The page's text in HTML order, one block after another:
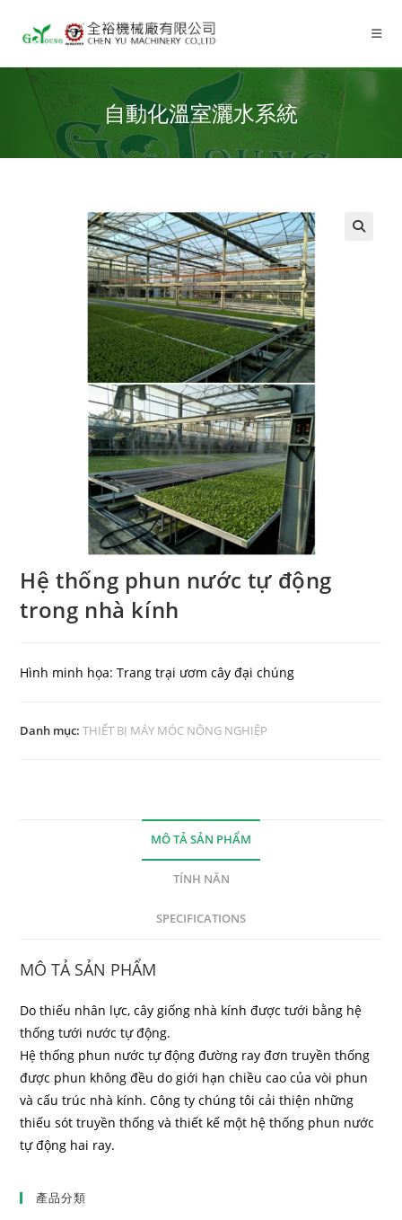
自動化溫室灑水系統
Hệ thống phun nước tự động
trong nhà kính
Hình minh họa: Trang trại ươm cây đại chúng
Danh mục:THIẾT BỊ MÁY MÓC NÔNG NGHIỆP
MÔ TẢ SẢN PHẨM
TÍNH NĂN
SPECIFICATIONS
MÔ TẢ SẢN PHẨM
Do thiếu nhân lực, cây giống nhà kính đượctưới bằng hệ
thống tưới nước tự động.
Hệ thống phun nước tự độngđường ray đơntruyền thống
được phun không đều do giới hạn chiều cao của vòi phun
và cấu trúc nhà kính. Công ty chúng tôi cải thiện những
thiếu sót truyền thống và thiết kế một hệ thống phun nước
tự động hai ray.
產品分類